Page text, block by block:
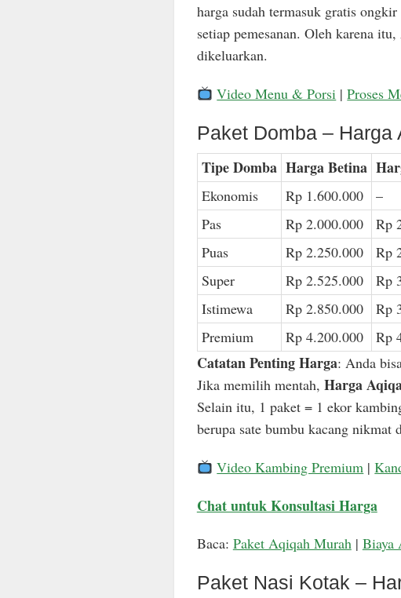
harga sudah termasuk gratis
setiap pemesanan. Oleh karena
dikeluarkan.
Video Menu & Porsi |Proses
Paket Domba –
Tipe Domba Harga Betina
Ekonomis Rp 1.600.000 –
Pas
Rp 2.000.000 Rp
Puas
Rp 2.250.000 Rp
Super
Rp 2.525.000 Rp
Istimewa
Rp 2.850.000 Rp
Premium
Rp 4.200.000 Rp
Catatan Penting Harga: Anda
Jika memilih mentah, Harga
Selain itu, 1 paket = 1 ekor
berupa sate bumbu kacang nikmat
Video Kambing Premium |
Chat untuk Konsultasi Harga
Baca: Paket Aqiqah Murah| Biaya
Paket Nasi Kotak –